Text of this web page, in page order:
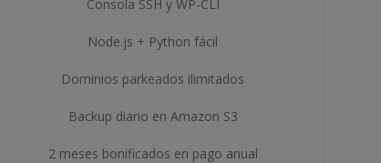
Consola SSH y WP-CLI
Node.js + Python fácil
Dominios parkeados ilimitados
Backup diario en Amazon S3
2 meses bonificados en pago anual